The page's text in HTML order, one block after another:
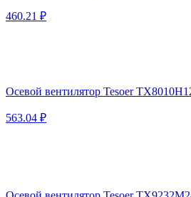
460.21 ₽
Осевой вентилятор Tesoer
563.04 ₽